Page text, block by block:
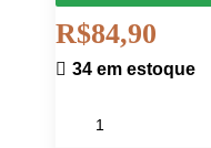
R$84,90
34 em estoque